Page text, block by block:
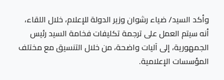
وأكد السيد/ ضياء رشوان وزير الدولة للإعلام، خلال اللقاء،
أنه سيتم العمل على ترجمة تكليفات فخامة السيد رئيس
الجمهورية، إلى آليات واضحة، من خلال التنسيق مع مختلف
المؤسسات الإعلامية.